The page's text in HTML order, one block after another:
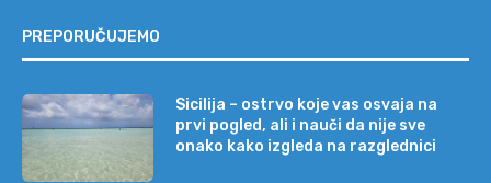
PREPORUČUJEMO
Sicilija – ostrvo koje vas osvaja na
prvi pogled, ali i nauči da nije sve
onako kako izgleda na razglednici